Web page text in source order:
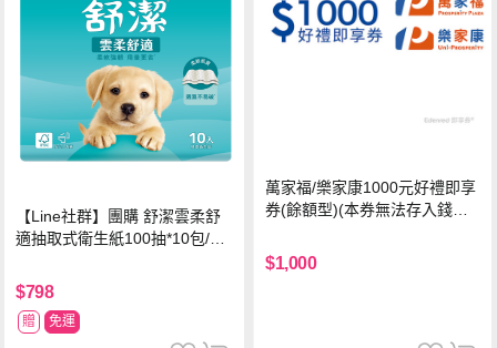
【Line社群】團購 舒潔雲柔舒
適抽取式衛生紙100抽*10包/6
$798
贈 免運
萬家福/樂家康1000元好禮即享
券(餘額型)(本券無法存入錢包
$1,000